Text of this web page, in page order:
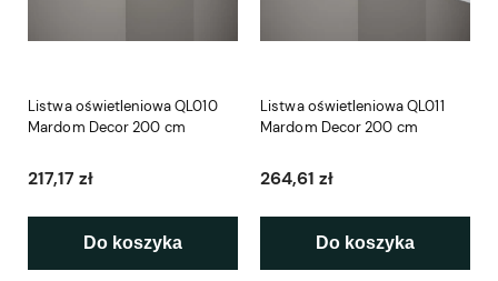
Listwa oświetleniowa QL010
Mardom Decor 200 cm
217,17 zł
Do koszyka
Listwa oświetleniowa QL011
Mardom Decor 200 cm
264,61 zł
Do koszyka